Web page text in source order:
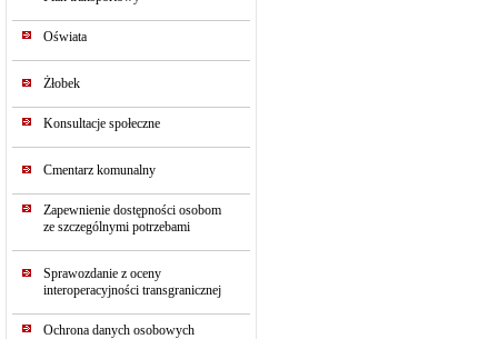
Oświata
Żłobek
Konsultacje społeczne
Cmentarz komunalny
Zapewnienie dostępności osobom
ze szczególnymi potrzebami
Sprawozdanie z oceny
interoperacyjności transgranicznej
Ochrona danych osobowych